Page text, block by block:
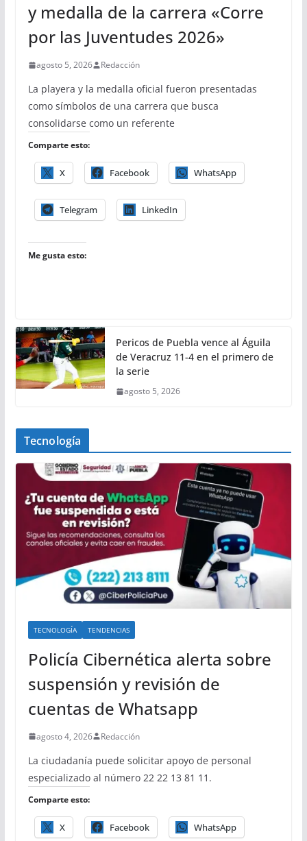
y medalla de la carrera «Corre
por las Juventudes 2026»
agosto 5, 2026 Redacción
La playera y la medalla oficial fueron presentadas
como símbolos de una carrera que busca
consolidarse como un referente
Comparte esto:
X Facebook WhatsApp
Telegram LinkedIn
Me gusta esto:
Pericos de Puebla vence al Águila
de Veracruz 11-4 en el primero de
la serie
agosto 5, 2026
Tecnología
TECNOLOGÍA TENDENCIAS
Policía Cibernética alerta sobre
suspensión y revisión de
cuentas de Whatsapp
agosto 4, 2026 Redacción
La ciudadanía puede solicitar apoyo de personal
especializado al número 22 22 13 81 11.
Comparte esto:
X Facebook WhatsApp